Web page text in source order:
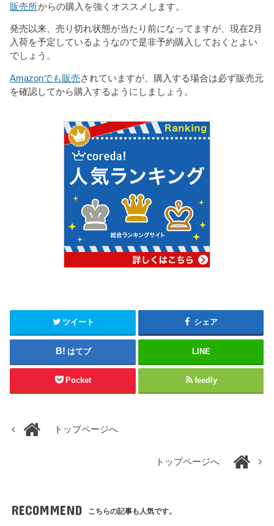
販売所からの購入を強くオススメします。
発売以来、売り切れ状態が当たり前になってますが、現在2月
入荷を予定しているようなので是非予約購入しておくとよい
でしょう。
Amazonでも販売されていますが、購入する場合は必ず販売元
を確認してから購入するようにしましょう。
ツイート シェア
はてブ LINE
Pocket feedly
トップページへ
トップページへ
RECOMMEND こちらの記事も人気です。